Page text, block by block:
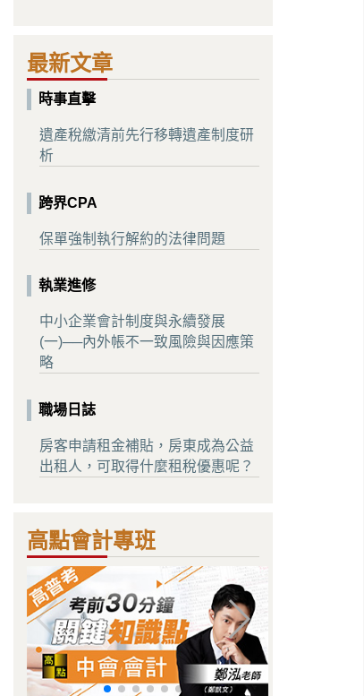
最新文章
時事直擊
遺產稅繳清前先行移轉遺產制度研
析
跨界CPA
保單強制執行解約的法律問題
執業進修
中小企業會計制度與永續發展
(一)──內外帳不一致風險與因應策
略
職場日誌
房客申請租金補貼，房東成為公益
出租人，可取得什麼租稅優惠呢？
高點會計專班